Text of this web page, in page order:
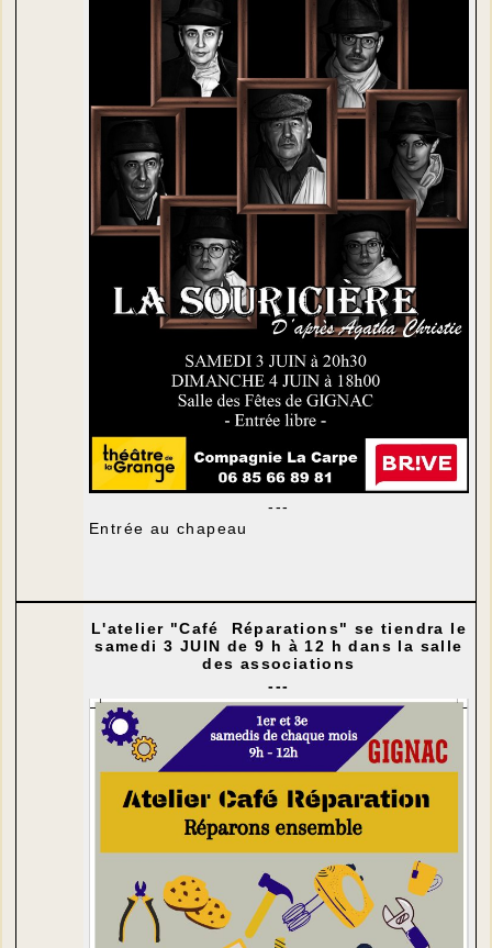
---
Entrée au chapeau
L'atelier "Café Réparations" se tiendra le
samedi 3 JUIN de 9 h à 12 h dans la salle
des associations
---